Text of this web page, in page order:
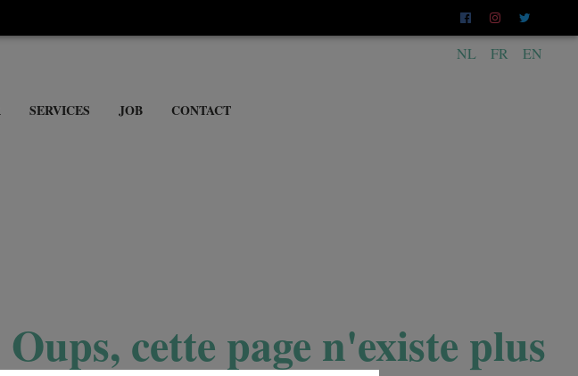
SERVICES JOB CONTACT
NL FR EN
Oups, cette page n'existe plus